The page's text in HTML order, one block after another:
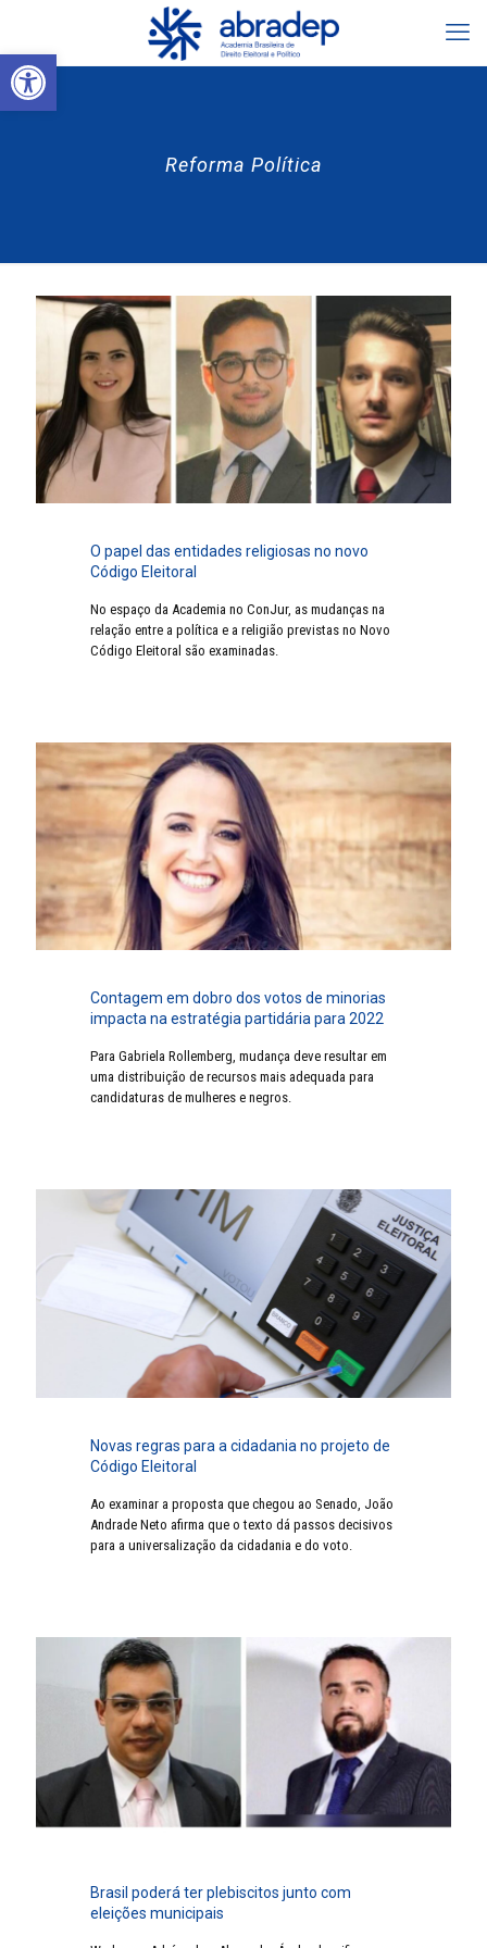
Abrir a barra de ferramentas
Reforma Política
O papel das entidades religiosas no novo
Código Eleitoral
No espaço da Academia no ConJur, as mudanças na
relação entre a política e a religião previstas no Novo
Código Eleitoral são examinadas.
Contagem em dobro dos votos de minorias
impacta na estratégia partidária para 2022
Para Gabriela Rollemberg, mudança deve resultar em
uma distribuição de recursos mais adequada para
candidaturas de mulheres e negros.
Novas regras para a cidadania no projeto de
Código Eleitoral
Ao examinar a proposta que chegou ao Senado, João
Andrade Neto afirma que o texto dá passos decisivos
para a universalização da cidadania e do voto.
Brasil poderá ter plebiscitos junto com
eleições municipais